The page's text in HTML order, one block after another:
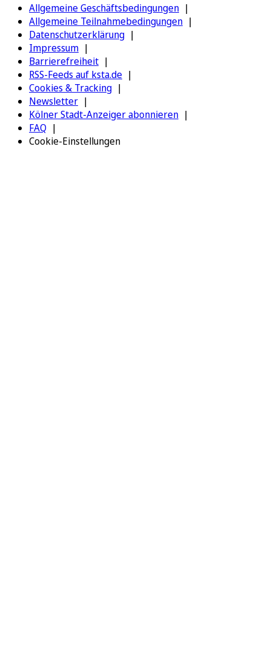
Allgemeine Geschäftsbedingungen
Allgemeine Teilnahmebedingungen
Datenschutzerklärung
Impressum
Barrierefreiheit
RSS-Feeds auf ksta.de
Cookies & Tracking
Newsletter
Kölner Stadt-Anzeiger abonnieren
FAQ
Cookie-Einstellungen